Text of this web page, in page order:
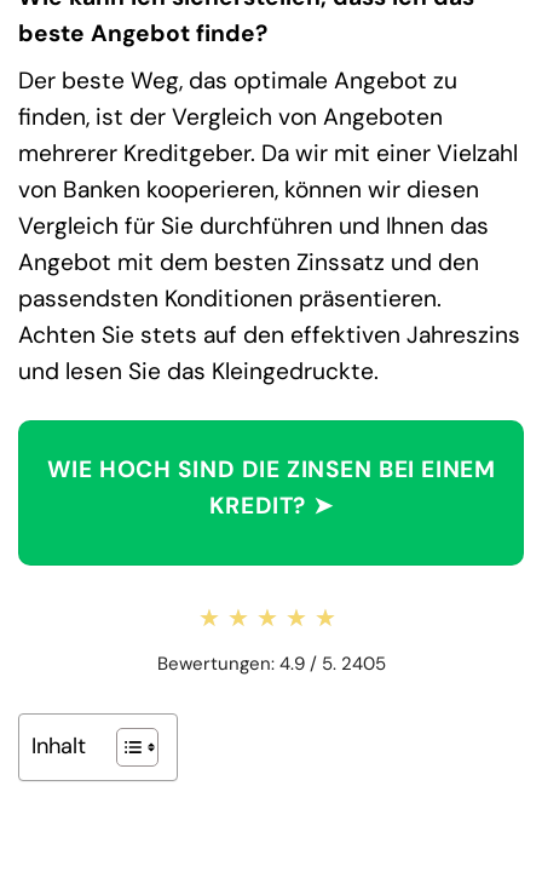
beste Angebot finde?
Der beste Weg, das optimale Angebot zu
finden, ist der Vergleich von Angeboten
mehrerer Kreditgeber. Da wir mit einer Vielzahl
von Banken kooperieren, können wir diesen
Vergleich für Sie durchführen und Ihnen das
Angebot mit dem besten Zinssatz und den
passendsten Konditionen präsentieren.
Achten Sie stets auf den effektiven Jahreszins
und lesen Sie das Kleingedruckte.
WIE HOCH SIND DIE ZINSEN BEI EINEM
KREDIT? ➤
★★★★★
★★★★★
Bewertungen: 4.9 / 5. 2405
Inhalt